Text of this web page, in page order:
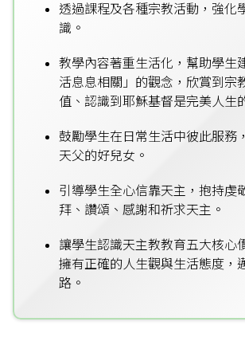
透過課程及各種宗教活動，強化
識。
教學內容著重生活化，幫助學生
活息息相關」的觀念，欣賞到宗
值、認識到耶穌基督是完美人生
鼓勵學生在日常生活中彼此服務
天父的好兒女。
引導學生全心信靠天主，抱持虔
拜、讚頌、感謝和祈求天主。
讓學生認識天主教教育五大核心
擁有正確的人生觀與生活態度，
路。